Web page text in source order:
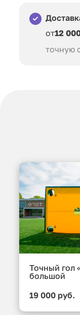
от12
точную
Точный гол
большой
19 000 руб.